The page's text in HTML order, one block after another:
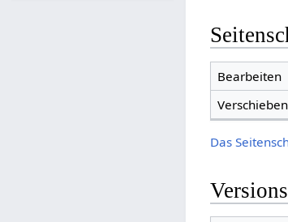
Bearbeiten
Verschieben
Das